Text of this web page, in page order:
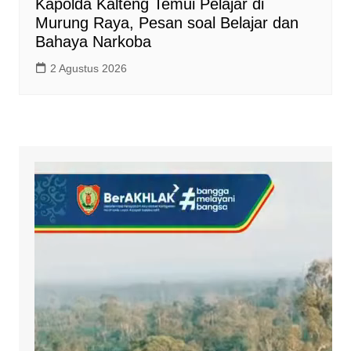
Kapolda Kalteng Temui Pelajar di
Murung Raya, Pesan soal Belajar dan
Bahaya Narkoba
2 Agustus 2026